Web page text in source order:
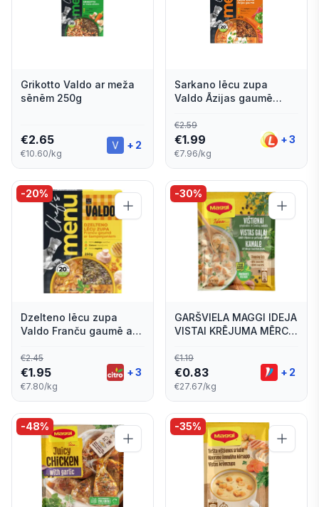
Grikotto Valdo ar meža
sēnēm 250g
€2.65
€10.60/kg
+ 2
Sarkano lēcu zupa
Valdo Āzijas gaumē
€2.59
€1.99
€7.96/kg
+3
-20%
Dzelteno lēcu zupa
Valdo Franču gaumē ar
€2.45
€1.95
€7.80/kg
+3
-30%
GARŠVIELA MAGGI IDEJA
VISTAI KRĒJUMA MĒRCĒ
€1.19
€0.83
€27.67/kg
+ 2
-48% -35%